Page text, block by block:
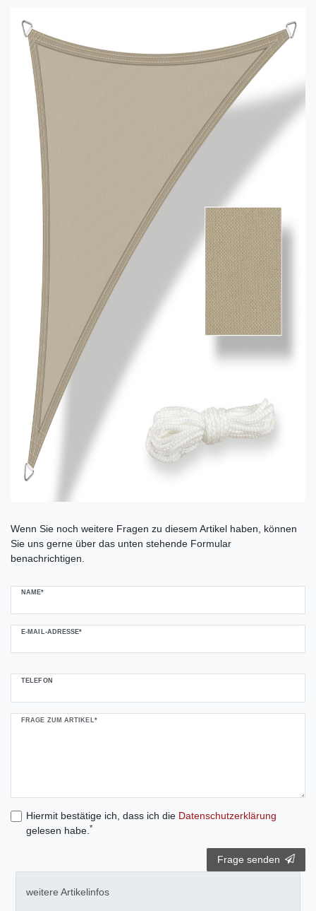
Wenn Sie noch weitere Fragen zu diesem Artikel haben, können
Sie uns gerne über das unten stehende Formular
benachrichtigen.
NAME*
E-MAIL-ADRESSE*
TELEFON
FRAGE ZUM ARTIKEL*
Hiermit bestätige ich, dass ich die Daten­schutz­erklärung
gelesen habe. *
Frage senden
weitere Artikelinfos